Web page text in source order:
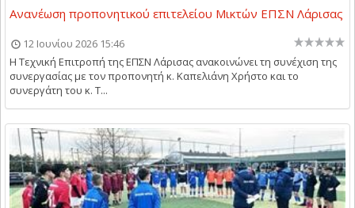
Ανανέωση προπονητικού επιτελείου Μικτών ΕΠΣΝ Λάρισας
12 Ιουνίου 2026 15:46
Η Τεχνική Επιτροπή της ΕΠΣΝ Λάρισας ανακοινώνει τη συνέχιση της
συνεργασίας με τον προπονητή κ. Καπελιάνη Χρήστο και το
συνεργάτη του κ. Τ...